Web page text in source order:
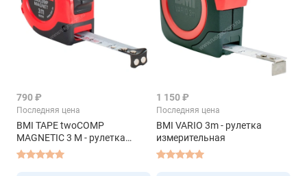
790 ₽
Последняя цена
BMI TAPE twoCOMP
MAGNETIC 3 M - рулетка
измерительная
1 150 ₽
Последняя цена
BMI VARIO 3m - рулетка
измерительная